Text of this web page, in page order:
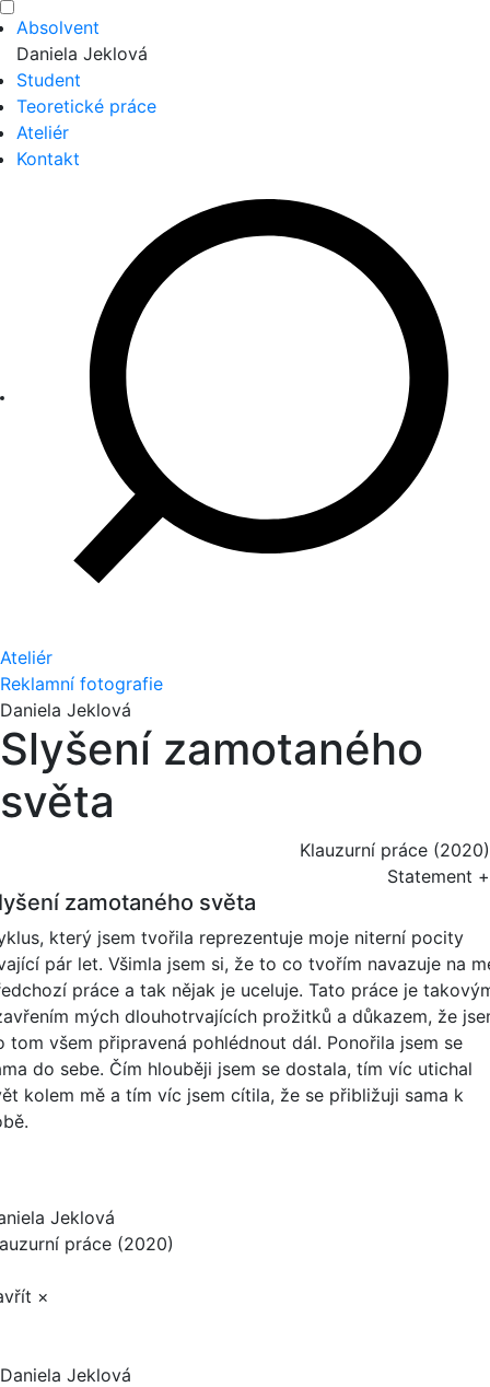
Absolvent
Daniela Jeklová
Student
Teoretické práce
Ateliér
Kontakt
Ateliér
Reklamní fotografie
Daniela Jeklová
Slyšení zamotaného
světa
Klauzurní práce (2020)
Statement +
zamotaného světa
který jsem tvořila reprezentuje moje niterní pocity
pár let. Všimla jsem si, že to co tvořím navazuje na
práce a tak nějak je uceluje. Tato práce je
mých dlouhotrvajících prožitků a důkazem, že
tom všem připravená pohlédnout dál. Ponořila jsem se
do sebe. Čím hlouběji jsem se dostala, tím víc utichal
kolem mě a tím víc jsem cítila, že se přibližuji sama k
Jeklová
práce (2020)
×
Daniela Jeklová